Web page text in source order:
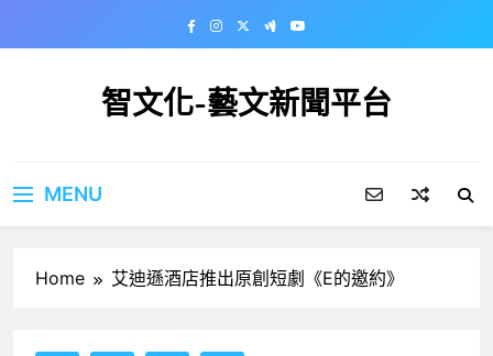
智文化-藝文新聞平台
MENU
Home 艾迪遜酒店推出原創短劇《E的邀約》